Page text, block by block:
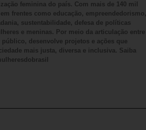
feminina do país. Com mais de 140 mil
frentes como educação, empreendedorismo,
sustentabilidade, defesa de políticas
e meninas. Por meio da articulação entre
desenvolve projetos e ações que
mais justa, diversa e inclusiva. Saiba